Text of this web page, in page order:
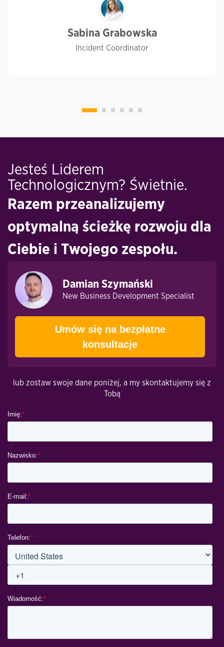
Sabina Grabowska
Incident Coordinator
Jesteś Liderem
Technologicznym? Świetnie.
Razem przeanalizujemy
optymalną ścieżkę rozwoju dla
Ciebie i Twojego zespołu.
Damian Szymański
New Business Development Specialist
Umów się na bezpłatne
konsultacje
lub zostaw swoje dane poniżej, a my skontaktujemy się z
Tobą